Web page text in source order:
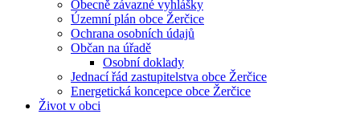
Obecně závazné vyhlášky
Územní plán obce Žerčice
Ochrana osobních údajů
Občan na úřadě
Osobní doklady
Jednací řád zastupitelstva obce Žerčice
Energetická koncepce obce Žerčice
Život v obci